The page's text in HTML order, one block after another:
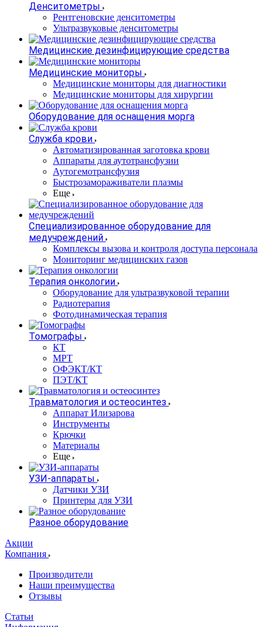
Денситометры
Рентгеновские денситометры
Ультразвуковые денситометры
Медицинские дезинфицирующие средства
Медицинские мониторы
Медицинские мониторы для диагностики
Медицинские мониторы для хирургии
Оборудование для оснащения морга
Служба крови
Автоматизированная заготовка крови
Аппараты для аутотрансфузии
Аутогемотрансфузия
Быстрозамораживатели плазмы
Еще
Специализированное оборудование для
медучреждений
Комплексы вызова и контроля доступа персонала
Мониторинг медицинских газов
Терапия онкологии
Оборудование для ультразвуковой терапии
Радиотерапия
Фотодинамическая терапия
Томографы
КТ
МРТ
ОФЭКТ/КТ
ПЭТ/КТ
Травматология и остеосинтез
Аппарат Илизарова
Инструменты
Крючки
Материалы
Еще
УЗИ-аппараты
Датчики УЗИ
Принтеры для УЗИ
Разное оборудование
Акции
Компания
Производители
Наши преимущества
Отзывы
Статьи